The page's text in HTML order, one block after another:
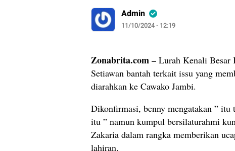
Admin
11/10/2024 - 12:19
Zonabrita.com – Lurah Kenali Besar
Setiawan bantah terkait issu yang
diarahkan ke Cawako Jambi.
Dikonfirmasi, benny mengatakan ”
itu ” namun kumpul bersilaturahmi
Zakaria dalam rangka memberikan
lahiran.